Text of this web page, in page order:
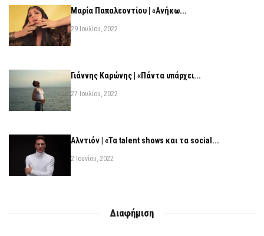
Μαρία Παπαλεοντίου | «Ανήκω...
29 Ιουλίου, 2022
Γιάννης Καρώνης | «Πάντα υπάρχει...
27 Ιουλίου, 2022
Αλντιόν | «Τα talent shows και τα social...
2 Ιουνίου, 2022
Διαφήμιση